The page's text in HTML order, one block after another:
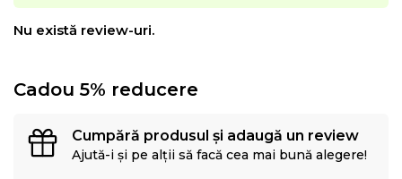
mobilier. Creativitatea, designul, inovatia si calitatea
Nu există review-uri.
Cadou 5% reducere
Cumpără produsul și adaugă un review
Ajută-i și pe alții să facă cea mai bună alegere!